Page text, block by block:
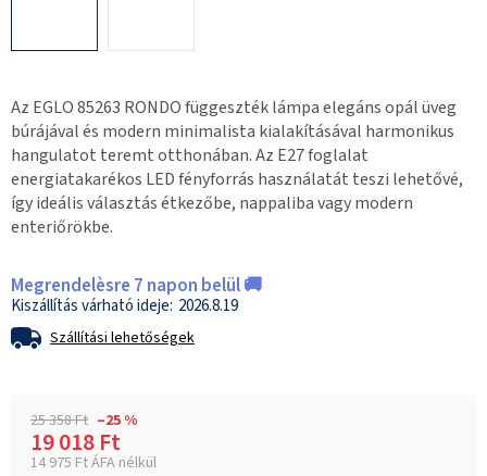
Az EGLO 85263 RONDO függeszték lámpa elegáns opál üveg
búrájával és modern minimalista kialakításával harmonikus
hangulatot teremt otthonában. Az E27 foglalat
energiatakarékos LED fényforrás használatát teszi lehetővé,
így ideális választás étkezőbe, nappaliba vagy modern
enteriőrökbe.
Megrendelèsre 7 napon belül 🚚
2026.8.19
Szállítási lehetőségek
25 358 Ft –25 %
19 018 Ft
14 975 Ft ÁFA nélkül